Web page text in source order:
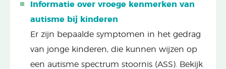
Informatie over vroege kenmerken van
autisme bij kinderen
Er zijn bepaalde symptomen in het gedrag
van jonge kinderen, die kunnen wijzen op
een autisme spectrum stoornis (ASS). Bekijk